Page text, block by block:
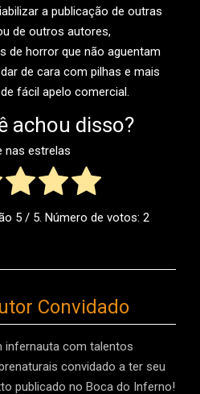
a publicação de outras
de outros autores,
horror que não aguentam
de cara com pilhas e mais
fácil apelo comercial.
achou disso?
nas estrelas
5/ 5. Número de votos: 2
Convidado
infernauta com talentos
convidado a ter seu
publicado no Boca do Inferno!